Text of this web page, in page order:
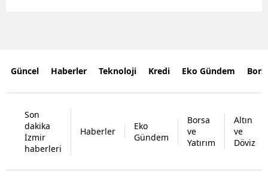
Güncel Haberler Teknoloji Kredi Eko Gündem
Son
dakika
İzmir
haberleri
Haberler
Eko
Gündem
Borsa
ve
Yatırım
Altın
ve
Döviz